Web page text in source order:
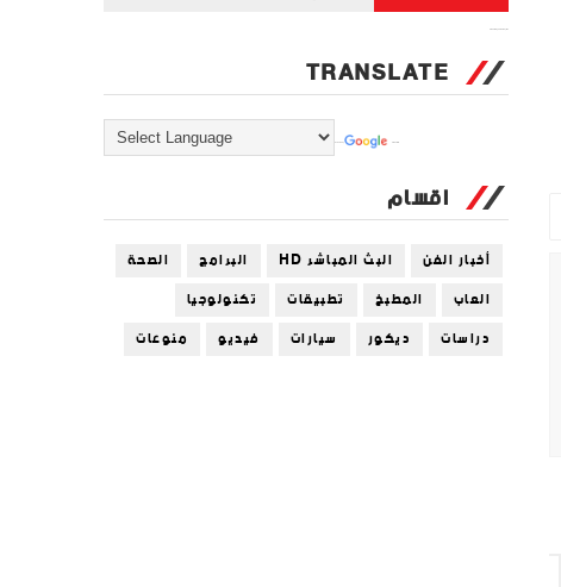
TRANSLATE
اقسام
أخبار الفن البث المباشر HD البرامج
الصحة
العاب
المطبخ تطبيقات
تكنولوجيا
دراسات
ديكور سيارات فيديو منوعات